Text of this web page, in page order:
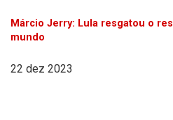
Márcio Jerry: Lula resgatou o
mundo
22 dez 2023